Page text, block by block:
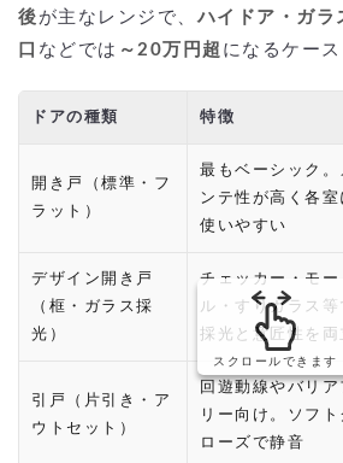
後 が主なレンジで、ハイドア・ガラ
口 などでは ～20万円超 になるケース
ドアの種類 特徴
開き戸（標準・フ
ラット）
最もベーシック。
ンテ性が高く各室
使いやすい
デザイン開き戸
（框・ガラス採
光）
チェッカー・モー
ル・すりガラス等
採光と意匠性を両
引戸（片引き・ア
ウトセット）
回遊動線やバリア
リー向け。ソフト
ローズで静音
スクロールできます